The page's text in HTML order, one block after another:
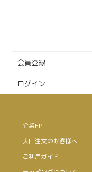
会員登録
ログイン
企業HP
大口注文のお客様へ
ご利用ガイド